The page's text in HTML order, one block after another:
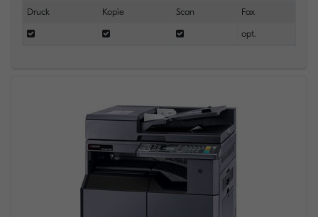
Druck Kopie Scan Fax
opt.